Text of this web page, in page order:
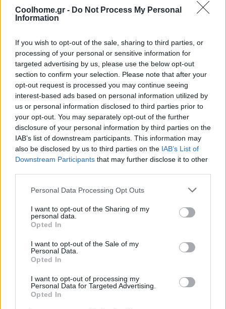
Coolhome.gr - Do Not Process My Personal
Information
If you wish to opt-out of the sale, sharing to third parties, or
processing of your personal or sensitive information for
targeted advertising by us, please use the below opt-out
section to confirm your selection. Please note that after your
opt-out request is processed you may continue seeing
interest-based ads based on personal information utilized by
us or personal information disclosed to third parties prior to
your opt-out. You may separately opt-out of the further
disclosure of your personal information by third parties on the
IAB’s list of downstream participants. This information may
also be disclosed by us to third parties on the IAB’s List of
Downstream Participants that may further disclose it to other
Personal Data Processing Opt Outs
I want to opt-out of the Sharing of my
personal data.
Opted In
I want to opt-out of the Sale of my
Personal Data.
Opted In
I want to opt-out of processing my
Personal Data for Targeted Advertising.
Opted In
Οικολογικό
Ετικέτα:Οικολογικό
NEWS
Ηλιακά συναρμολογούμενα σπίτια χτίζονται σε πέντε ώρες